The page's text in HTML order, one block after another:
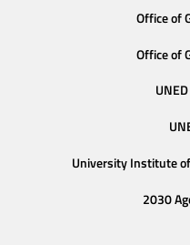
Office of
Office of
University Institute
2030